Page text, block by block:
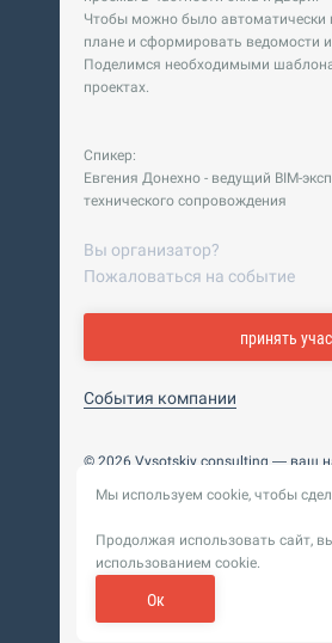
Чтобы можно было автоматически
плане и сформировать ведомости
Поделимся необходимыми
проектах.
Спикер:
Евгения Донехно - ведущий ВIM-
технического сопровождения
Вы организатор?
Пожаловаться на событие
принять
События компании
© 2026 Vysotskiy consulting — ваш
Цифровизация, BIM, ИИ. Внедряем
Пользовательское
соглашение
Политика
данных
Разработка сайта —
Мы используем cookie, чтобы
Продолжая использовать сайт,
использованием cookie.
Ок